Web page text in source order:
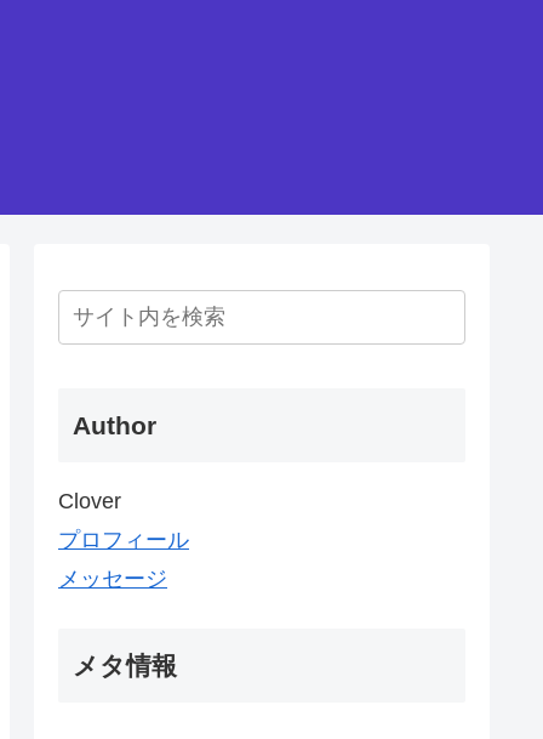
Author
Clover
プロフィール
メッセージ
メタ情報